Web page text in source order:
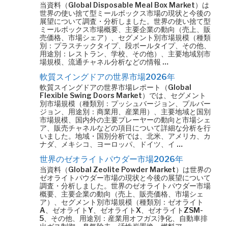
当資料（Global Disposable Meal Box Market）は
世界の使い捨て型ミールボックス市場の現状と今後の
展望について調査・分析しました。世界の使い捨て型
ミールボックス市場概要、主要企業の動向（売上、販
売価格、市場シェア）、セグメント別市場規模（種類
別：プラスチックタイプ、段ボールタイプ、その他、
用途別：レストラン、学校、その他）、主要地域別市
場規模、流通チャネル分析などの情報 …
軟質スイングドアの世界市場2026年
軟質スイングドアの世界市場レポート（Global
Flexible Swing Doors Market）では、セグメント
別市場規模（種類別：プッシュバージョン、プルバー
ジョン、用途別：商業用、産業用）、主要地域と国別
市場規模、国内外の主要プレーヤーの動向と市場シェ
ア、販売チャネルなどの項目について詳細な分析を行
いました。地域・国別分析では、北米、アメリカ、カ
ナダ、メキシコ、ヨーロッパ、ドイツ、イ …
世界のゼオライトパウダー市場2026年
当資料（Global Zeolite Powder Market）は世界の
ゼオライトパウダー市場の現状と今後の展望について
調査・分析しました。世界のゼオライトパウダー市場
概要、主要企業の動向（売上、販売価格、市場シェ
ア）、セグメント別市場規模（種類別：ゼオライト
A、ゼオライトY、ゼオライトX、ゼオライトZSM-
5、その他、用途別：産業用オフガス浄化、自動車排